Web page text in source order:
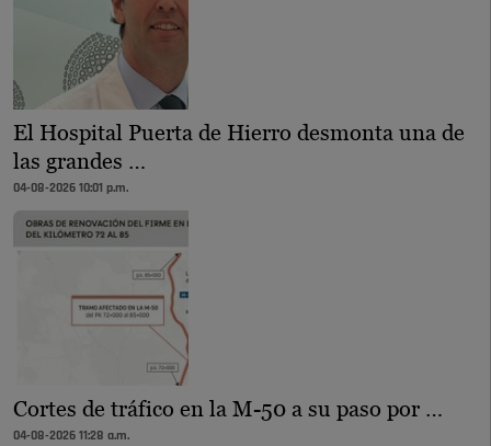
El Hospital Puerta de Hierro desmonta una de
las grandes …
04-08-2026 10:01 p.m.
Cortes de tráfico en la M-50 a su paso por …
04-08-2026 11:28 a.m.